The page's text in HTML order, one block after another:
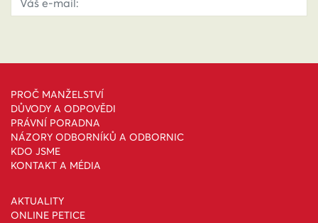
PROČ MANŽELSTVÍ
DŮVODY A ODPOVĚDI
PRÁVNÍ PORADNA
NÁZORY ODBORNÍKŮ A ODBORNIC
KDO JSME
KONTAKT A MÉDIA
AKTUALITY
ONLINE PETICE